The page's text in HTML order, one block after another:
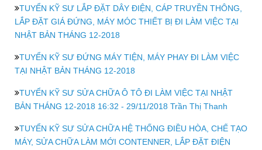
TUYỂN KỸ SƯ LẮP ĐẶT DÂY ĐIỆN, CÁP TRUYỀN THÔNG,
LẮP ĐẶT GIÁ ĐỨNG, MÁY MÓC THIẾT BỊ ĐI LÀM VIỆC TẠI
NHẬT BẢN THÁNG 12-2018
TUYỂN KỸ SƯ ĐỨNG MÁY TIỆN, MÁY PHAY ĐI LÀM VIỆC
TẠI NHẬT BẢN THÁNG 12-2018
TUYỂN KỸ SƯ SỬA CHỮA Ô TÔ ĐI LÀM VIỆC TẠI NHẬT
BẢN THÁNG 12-2018 16:32 - 29/11/2018 Trần Thị Thanh
TUYỂN KỸ SƯ SỬA CHỮA HỆ THỐNG ĐIỀU HÒA, CHẾ TẠO
MÁY, SỬA CHỮA LÀM MỚI CONTENNER, LẮP ĐẶT ĐIỆN